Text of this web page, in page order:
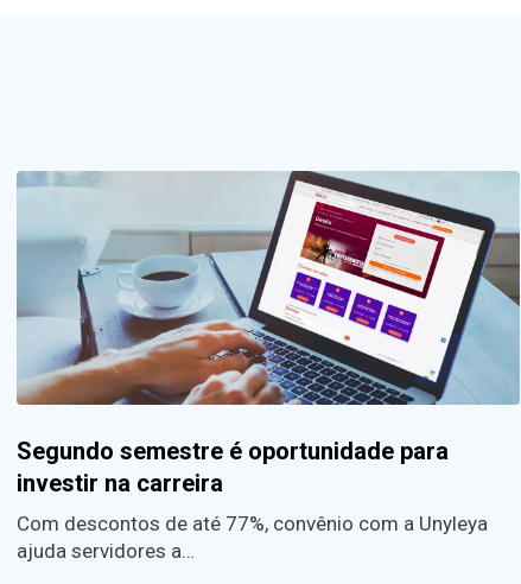
Segundo semestre é oportunidade para
investir na carreira
Com descontos de até 77%, convênio com a Unyleya
ajuda servidores a…